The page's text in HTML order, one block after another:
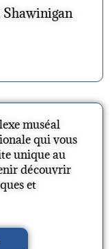
Shawinigan
muséal
qui vous
unique au
découvrir
et